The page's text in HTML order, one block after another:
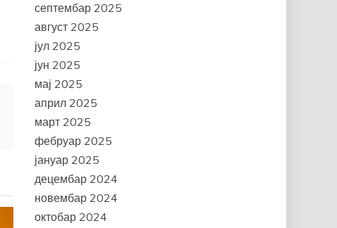
септембар 2025
август 2025
јул 2025
јун 2025
мај 2025
април 2025
март 2025
фебруар 2025
јануар 2025
децембар 2024
новембар 2024
октобар 2024